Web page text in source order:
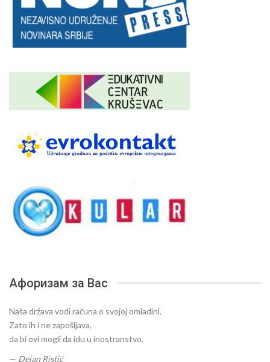
Афоризам за Вас
Naša država vodi računa o svojoj omladini.
Zato ih i ne zapošljava,
da bi ovi mogli da idu u inostranstvo.
— Dejan Ristić